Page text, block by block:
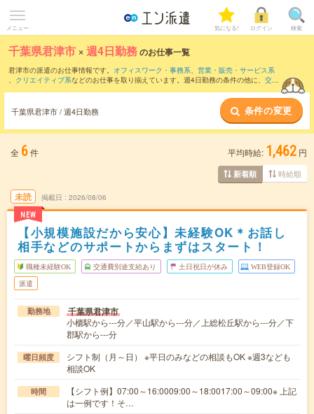
メニュー 気になる! ログイン 検索
千葉県君津市 ×週4日勤務のお仕事一覧
君津市の派遣のお仕事情報です。 オフィスワーク・事務系、 営業・販売・サービス系
、 クリエイティブ系などのお仕事を取り揃えています。週4日勤務の条件の他に、 交通
千葉県君津市 / 週4日勤務 条件の変更
全 6件 平均時給: 1,462 円
新着順 時給順
未読
NEW
掲載日 2026/08/06
【小規模施設だから安心】未経験OK＊お話し
相手などのサポートからまずはスタート！
職種未経験OK 交通費別途支給あり 土日祝日が休み WEB登録OK
派遣
勤務地 千葉県君津市
小櫃駅から---分／平山駅から---分／上総松丘駅から---分／下
郡駅から---分
曜日頻度
シフト制（月～日） ※平日のみなどの相談もOK ※週3なども
相談OK
時間
【シフト例】07:00～16:0009:00～18:0017:00～09:00※ 上記
は一例です！そ…